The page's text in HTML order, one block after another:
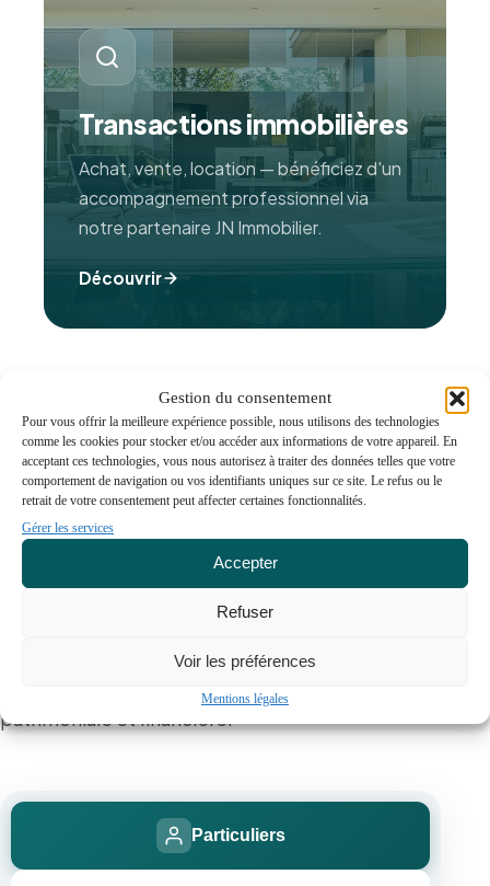
Gestion du consentement
Pour vous offrir la meilleure expérience possible, nous utilisons des technologies
comme les cookies pour stocker et/ou accéder aux informations de votre appareil. En
acceptant ces technologies, vous nous autorisez à traiter des données telles que votre
comportement de navigation ou vos identifiants uniques sur ce site. Le refus ou le
retrait de votre consentement peut affecter certaines fonctionnalités.
Gérer les services
Accepter
Refuser
Voir les préférences
Mentions légales
Transactions immobilières
Achat, vente, location — bénéficiez d'un
accompagnement professionnel via
notre partenaire JN Immobilier.
Découvrir
Une expertise sur mesure
Notre équipe vous accompagne avec des
solutions personnalisées, adaptées à votre profil
et à vos projets. Quelle que soit la nature de votre
structure, nous mettons à votre service notre
patrimoniale et financière.
Particuliers